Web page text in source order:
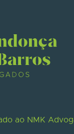
ao NMK